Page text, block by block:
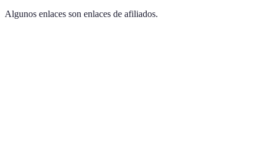
Algunos enlaces son enlaces de afiliados.